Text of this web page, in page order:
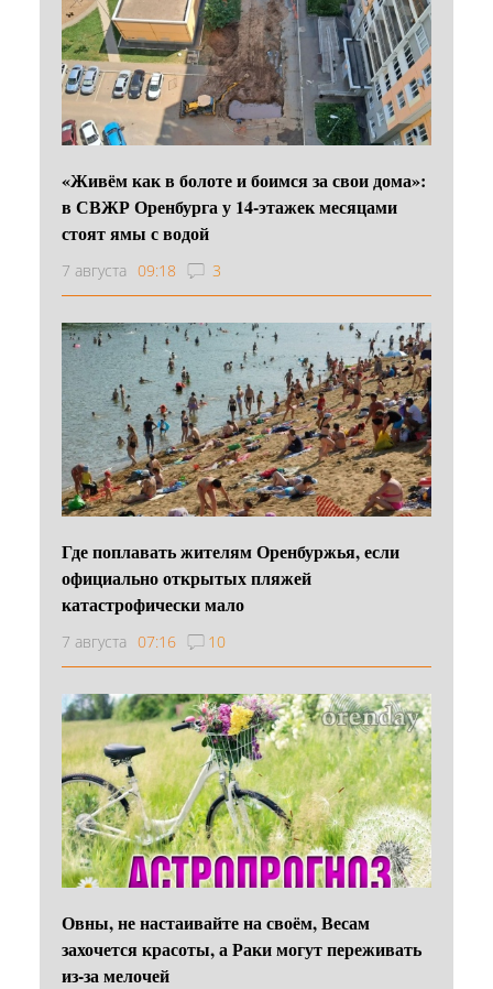
«Живём как в болоте и боимся за свои дома»:
в СВЖР Оренбурга у 14-этажек месяцами
стоят ямы с водой
7 августа 09:18 3
Где поплавать жителям Оренбуржья, если
официально открытых пляжей
катастрофически мало
7 августа 07:16 10
Овны, не настаивайте на своём, Весам
захочется красоты, а Раки могут переживать
из-за мелочей